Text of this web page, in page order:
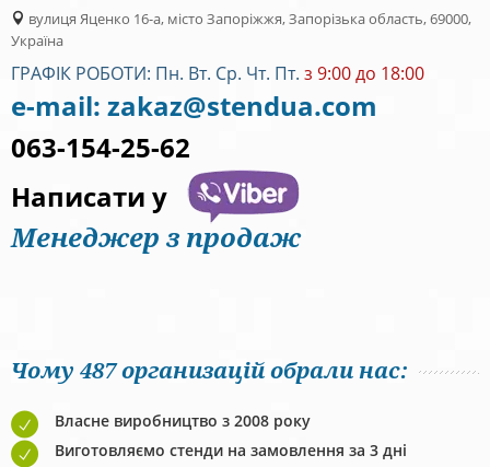
вулиця Яценко 16-а, місто Запоріжжя, Запорізька область, 69000,
Україна
ГРАФІК РОБОТИ: Пн. Вт. Ср. Чт. Пт. з 9:00 до 18:00
e-mail: zakaz@stendua.com
063-154-25-62
Написати у
Менеджер з продаж
Чому 487 организацій обрали нас:
Власне виробництво з 2008 року
Виготовляємо стенди на замовлення за 3 дні